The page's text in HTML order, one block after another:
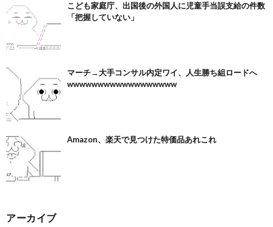
こども家庭庁、出国後の外国人に児童手当誤支給の件数
「把握していない」
マーチ→大手コンサル内定ワイ、人生勝ち組ロードへ
wwwwwwwwwwwwwwwwww
Amazon、楽天で見つけた特価品あれこれ
アーカイブ